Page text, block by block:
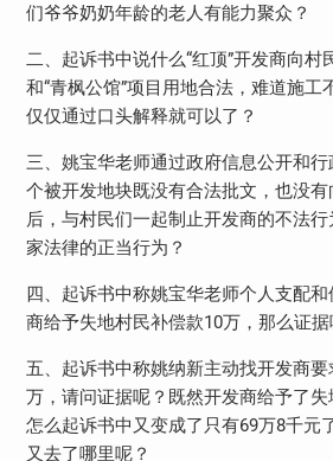
们爷爷奶奶年龄的老人有能力聚众？
二、起诉书中说什么“红顶”开发商向村
和“青枫公馆”项目用地合法，难道施工
仅仅通过口头解释就可以了？
三、姚宝华老师通过政府信息公开和
个被开发地块既没有合法批文，也没
后，与村民们一起制止开发商的不法
家法律的正当行为？
四、起诉书中称姚宝华老师个人支配和
商给予失地村民补偿款10万，那么证据
五、起诉书中称姚纳新主动找开发商
万，请问证据呢？既然开发商给予了失
怎么起诉书中又变成了只有69万8千元
又去了哪里呢？